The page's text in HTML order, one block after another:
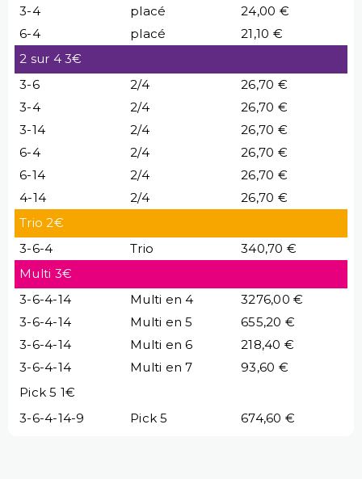
3-4 placé
24,00 €
6-4
placé
21,10 €
2 sur 4 3€
3-6
2/4
26,70 €
3-4
2/4
26,70 €
3-14
2/4
26,70 €
6-4
2/4
26,70 €
6-14
2/4
26,70 €
4-14
2/4
26,70 €
Trio 2€
3-6-4
Trio
340,70 €
Multi 3€
3-6-4-14
Multi en 4
3276,00 €
3-6-4-14
Multi en 5
655,20 €
3-6-4-14
Multi en 6
218,40 €
3-6-4-14
Multi en 7
93,60 €
Pick 5 1€
3-6-4-14-9
Pick 5 674,60 €